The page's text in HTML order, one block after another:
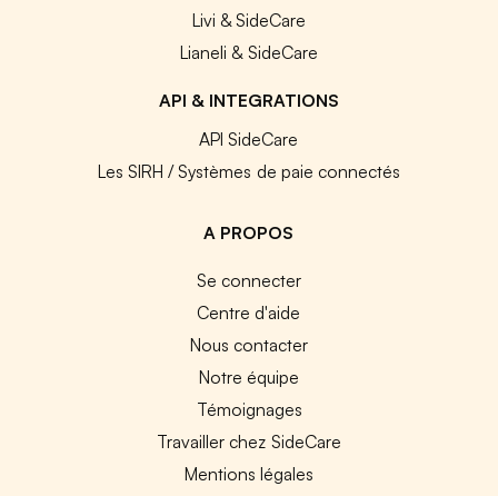
Livi & SideCare
Lianeli & SideCare
API & INTEGRATIONS
API SideCare
Les SIRH / Systèmes de paie connectés
A PROPOS
Se connecter
Centre d'aide
Nous contacter
Notre équipe
Témoignages
Travailler chez SideCare
Mentions légales